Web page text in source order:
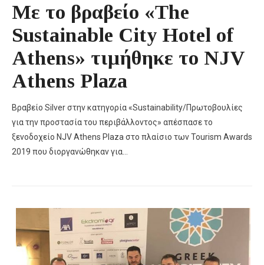
Με το βραβείο «The
Sustainable City Hotel of
Athens» τιμήθηκε το NJV
Athens Plaza
Βραβείο Silver στην κατηγορία «Sustainability/Πρωτοβουλίες
για την προστασία του περιβάλλοντος» απέσπασε το
ξενοδοχείο NJV Athens Plaza στο πλαίσιο των Tourism Awards
2019 που διοργανώθηκαν για…